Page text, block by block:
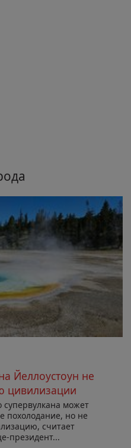
Йеллоустоун не
цивилизации
супервулкана может
похолодание, но не
считает
президент...